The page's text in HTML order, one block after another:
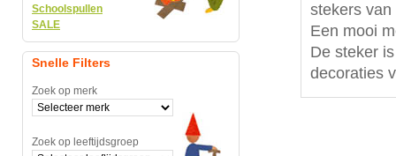
stekers
Een mooi
De steker
decoraties
Schoolspullen
SALE
Snelle Filters
Zoek op merk
Zoek op leeftijdsgroep